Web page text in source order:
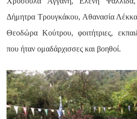
Δήμητρα Τρουγκάκου, Αθανασία
Θεοδώρα Κούτρου, φοιτήτριες,
που ήταν ομαδάρχισσες και βοηθοί.